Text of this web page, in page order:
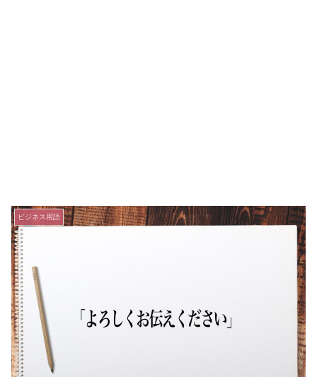
ビジネス用語